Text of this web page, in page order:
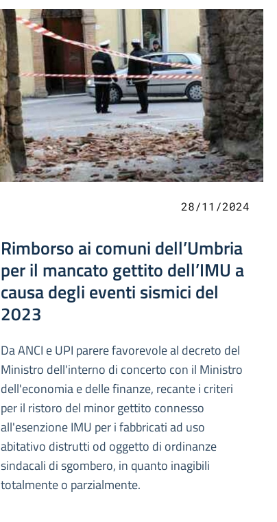
28/11/2024
Rimborso ai comuni dell’Umbria
per il mancato gettito dell’IMU a
causa degli eventi sismici del
2023
Da ANCI e UPI parere favorevole al decreto del
Ministro dell'interno di concerto con il Ministro
dell'economia e delle finanze, recante i criteri
per il ristoro del minor gettito connesso
all'esenzione IMU per i fabbricati ad uso
abitativo distrutti od oggetto di ordinanze
sindacali di sgombero, in quanto inagibili
totalmente o parzialmente.